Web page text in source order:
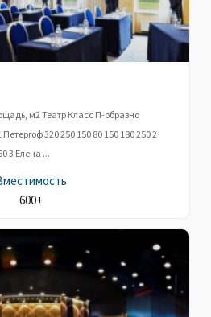
м2 Театр Класс П-образно
320 250 150 80 150 180 250 2
3 Елена ...
600+